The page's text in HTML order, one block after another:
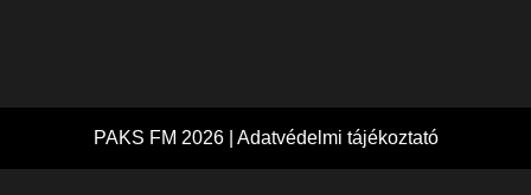
PAKS FM 2026 | Adatvédelmi tájékoztató